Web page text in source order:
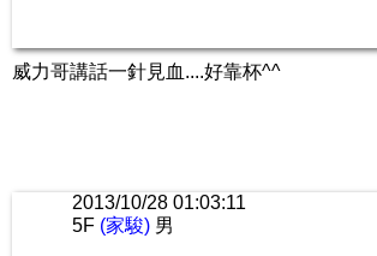
威力哥講話一針見血....好靠杯^^
2013/10/28 01:03:11
5F (家駿) 男